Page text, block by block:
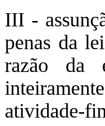
III -
penas da
razão da
atividade-